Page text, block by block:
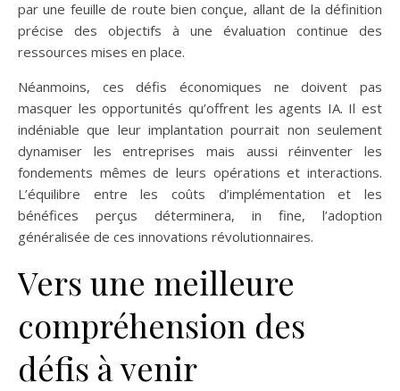
par une feuille de route bien conçue, allant de la définition
précise des objectifs à une évaluation continue des
ressources mises en place.
Néanmoins, ces défis économiques ne doivent pas
masquer les opportunités qu’offrent les agents IA. Il est
indéniable que leur implantation pourrait non seulement
dynamiser les entreprises mais aussi réinventer les
fondements mêmes de leurs opérations et interactions.
L’équilibre entre les coûts d’implémentation et les
bénéfices perçus déterminera, in fine, l’adoption
généralisée de ces innovations révolutionnaires.
Vers une meilleure
compréhension des
défis à venir